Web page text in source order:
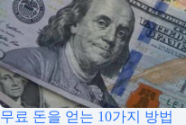
무료 돈을 얻는 10가지 방법